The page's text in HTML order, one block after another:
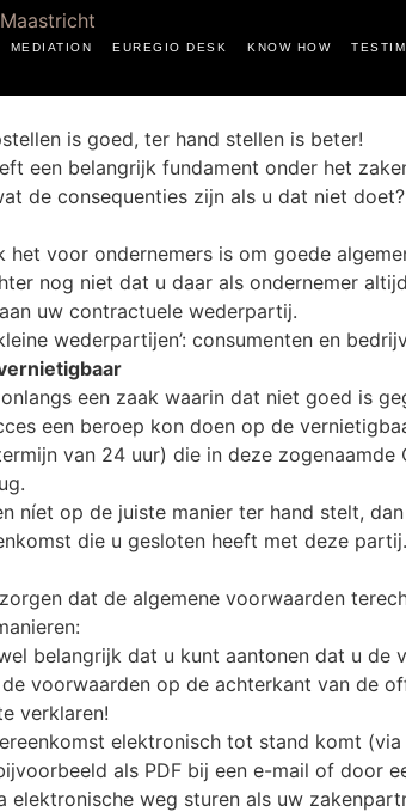
MEDIATION EUREGIO DESK KNOW HOW
is goed, ter hand stellen is beter!
een belangrijk fundament onder het
de consequenties zijn als u dat niet
het voor ondernemers is om goede
nog niet dat u daar als ondernemer
uw contractuele wederpartij.
wederpartijen’: consumenten en
een zaak waarin dat niet goed is
een beroep kon doen op de
van 24 uur) die in deze
níet op de juiste manier ter hand stelt,
die u gesloten heeft met deze
dat de algemene voorwaarden
belangrijk dat u kunt aantonen dat u
voorwaarden op de achterkant van de
verklaren!
elektronisch tot stand komt
als PDF bij een e-mail of
elektronische weg sturen als uw